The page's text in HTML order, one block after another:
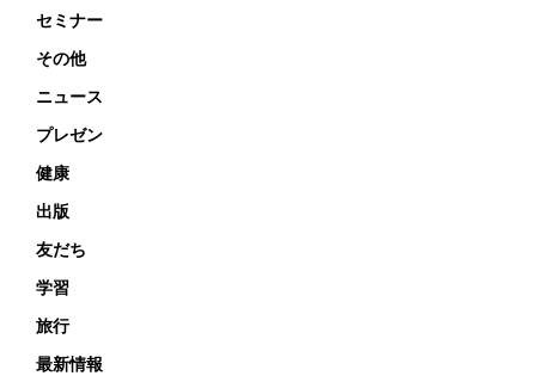
セミナー
その他
ニュース
プレゼン
健康
出版
友だち
学習
旅行
最新情報